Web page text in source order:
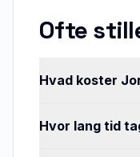
Ofte
Hvad koster
Hvor lang tid